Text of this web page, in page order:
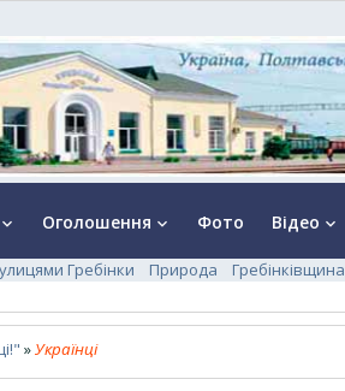
keyboard_arrow_down Оголошення keyboard_arrow_down Фото Відео keyboard_arrow_down
Гребінки Природа Гребінківщина
»Українці